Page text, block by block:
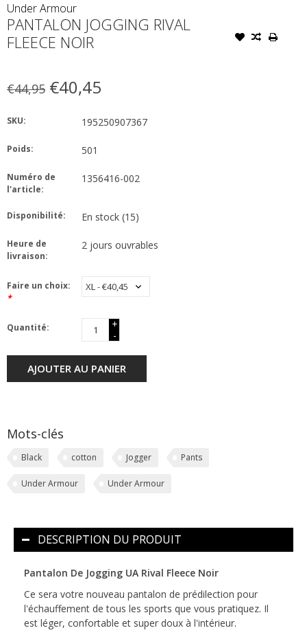
Under Armour
PANTALON JOGGING RIVAL
FLEECE NOIR
€44,95 €40,45
SKU: 195250907367
Poids: 501
Numéro de
l'article:
1356416-002
Disponibilité: En stock (15)
Heure de
livraison:
2 jours ouvrables
Faire un choix:
*
Quantité:
+
-
AJOUTER AU PANIER
Mots-clés
Black cotton Jogger Pants
Under Armour Under Armour
DESCRIPTION DU PRODUIT
Pantalon De Jogging UA Rival Fleece Noir
Ce sera votre nouveau pantalon de prédilection pour
l'échauffement de tous les sports que vous pratiquez. Il
est léger, confortable et super doux à l'intérieur.